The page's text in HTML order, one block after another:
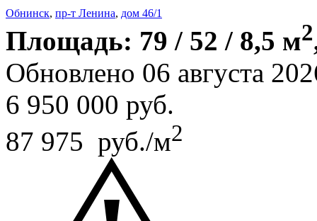
Обнинск, пр-т Ленина, дом 46/1
Площадь: 79 / 52 / 8,5 м2
Обновлено 06 августа
6 950 000 руб.
87 975 руб./м2